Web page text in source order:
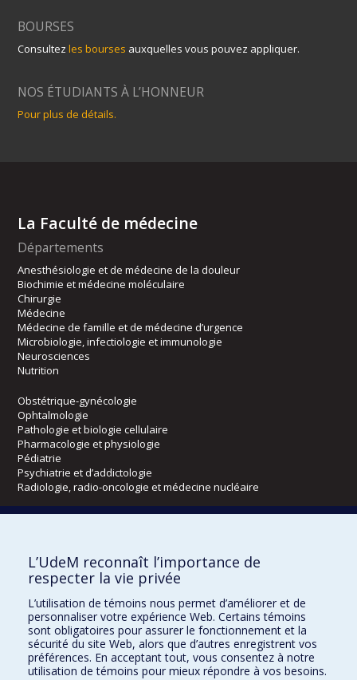
BOURSES
Consultezles bourses auxquelles vous pouvez appliquer.
NOS ÉTUDIANTS À L’HONNEUR
Pour plus de détails.
La Faculté de médecine
Départements
Anesthésiologie et de médecine de la douleur
Biochimie et médecine moléculaire
Chirurgie
Médecine
Médecine de famille et de médecine d’urgence
Microbiologie, infectiologie et immunologie
Neurosciences
Nutrition
Obstétrique-gynécologie
Ophtalmologie
Pathologie et biologie cellulaire
Pharmacologie et physiologie
Pédiatrie
Psychiatrie et d’addictologie
Radiologie, radio-oncologie et médecine nucléaire
Kinésiologie et des sciences de l’activité physique
Orthophonie et audiologie
Directions
DPC
CPASS
L’UdeM reconnaît l’importance de
respecter la vie privée
L’utilisation de témoins nous permet d’améliorer et de
personnaliser votre expérience Web. Certains témoins
sont obligatoires pour assurer le fonctionnement et la
sécurité du site Web, alors que d’autres enregistrent vos
préférences. En acceptant tout, vous consentez à notre
utilisation de témoins pour mieux répondre à vos besoins.